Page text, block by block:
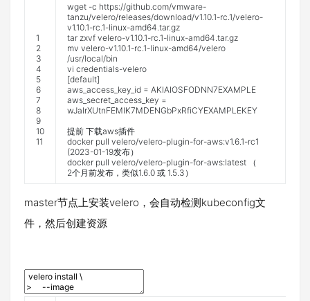
1
2
3
4
5
6
7
8
9
10
11
wget -c https://github.com/vmware-
tanzu/velero/releases/download/v1.10.1-rc.1/velero-
v1.10.1-rc.1-linux-amd64.tar.gz
tar zxvf velero-v1 10.1-rc 1-linux-amd64 tar.gz
mv velero-v1 10.1-rc 1-linux-amd64/velero
/usr/local/bin
vi credentials-velero
[default]
aws_access_key_id = AKIAIOSFODNN7EXAMPLE
aws_secret_access_key =
wJalrXUtnFEMIK7MDENGbPxRfiCYEXAMPLEKEY
提前 下载aws插件
docker pull velero/velero-plugin-for-aws:v1 6.1-rc1
(2023-01-19发布）
docker pull velero/velero-plugin-for-aws:latest
（
2个月前发布，类似1.6.0 或 1.5.3 ）
master节点上安装velero，会自动检测kubeconfig文
件，然后创建资源